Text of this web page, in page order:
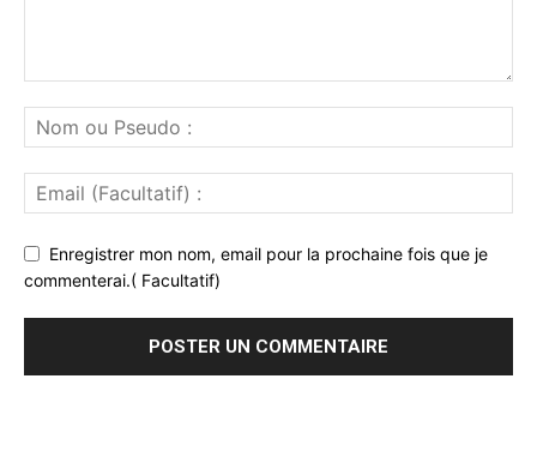
Enregistrer mon nom, email pour la prochaine fois que je
commenterai.( Facultatif)